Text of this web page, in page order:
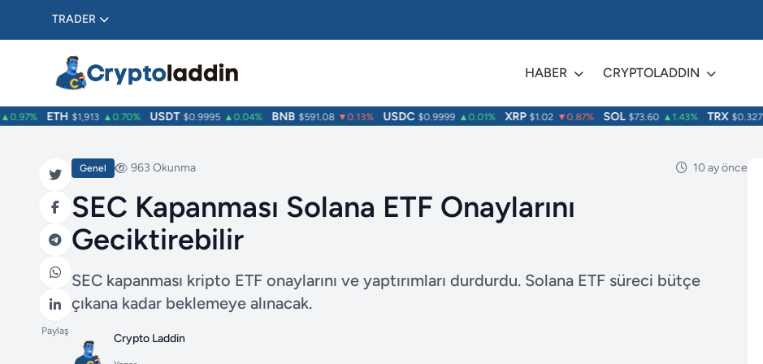
TRADER
HABER CRYPTOLADDIN
ETH $1,913 ▲0.70% USDT $0.9995 ▲0.04% BNB $591.08 ▼0.13% USDC $0.9999 ▲0.01% XRP $1.02 ▼0.87% SOL $73.60 ▲1.43% TRX $0.3275
Paylaş
Genel 963 Okunma 10 ay önce
SEC Kapanması Solana ETF Onaylarını
Geciktirebilir
SEC kapanması kripto ETF onaylarını ve yaptırımları durdurdu. Solana ETF süreci bütçe
çıkana kadar beklemeye alınacak.
Crypto Laddin